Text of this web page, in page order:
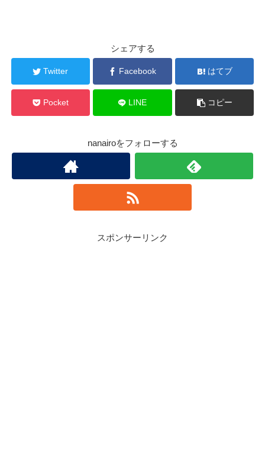
シェアする
Twitter Facebook はてブ
Pocket LINE コピー
nanairoをフォローする
スポンサーリンク